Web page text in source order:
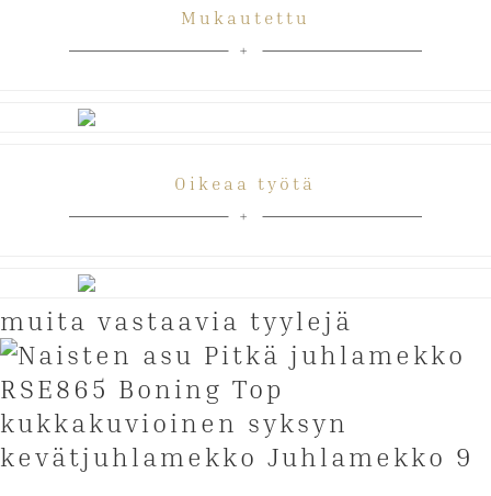
Oikeaa työtä
Mukautettu
muita vastaavia tyylejä